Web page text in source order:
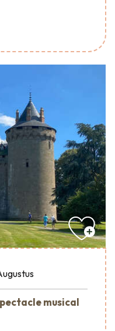
musical